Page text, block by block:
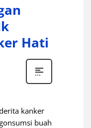
Hati
kanker
buah